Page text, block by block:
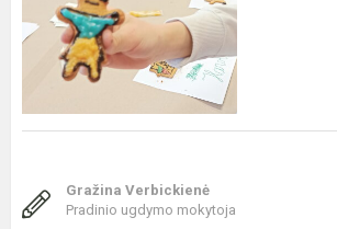
Gražina Verbickienė
Pradinio ugdymo mokytoja